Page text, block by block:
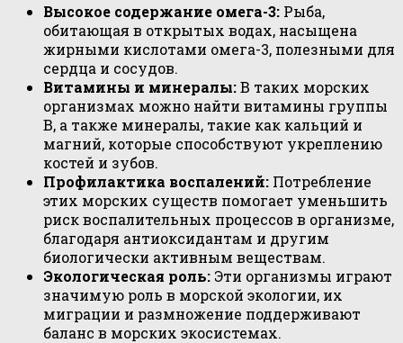
Высокое содержание омега-3: Рыба,
обитающая в открытых водах, насыщена
жирными кислотами омега-3, полезными для
сердца и сосудов.
Витамины и минералы:В таких морских
организмах можно найти витамины группы
B, а также минералы, такие как кальций и
магний, которые способствуют укреплению
костей и зубов.
Профилактика воспалений: Потребление
этих морских существ помогает уменьшить
риск воспалительных процессов в организме,
благодаря антиоксидантам и другим
биологически активным веществам.
Экологическая роль: Эти организмы играют
значимую роль в морской экологии, их
миграции и размножение поддерживают
баланс в морских экосистемах.